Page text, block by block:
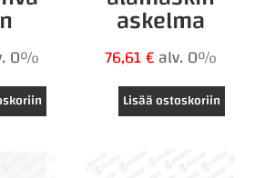
0%
askelma
76,61€alv. 0%
Lisää ostoskoriin